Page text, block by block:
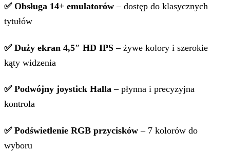
✅ Obsługa 14+ emulatorów – dostęp do klasycznych
tytułów
✅ Duży ekran 4,5″ HD IPS – żywe kolory i szerokie
kąty widzenia
✅ Podwójny joystick Halla – płynna i precyzyjna
kontrola
✅ Podświetlenie RGB przycisków – 7 kolorów do
wyboru